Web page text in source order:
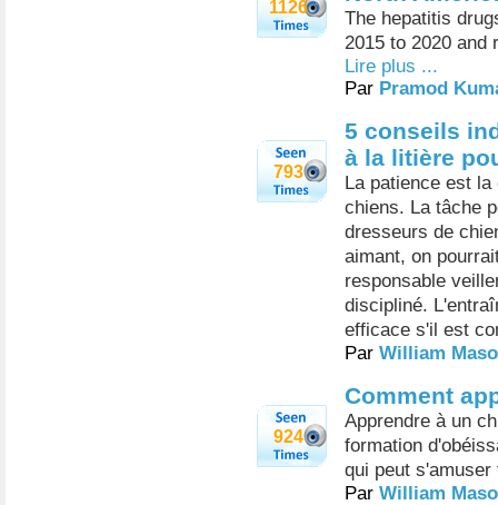
1126
The hepatitis
2015 to 2020 and
Lire plus ...
Par Pramod
793
5 conseils
à la litière
La patience est
chiens. La tâche
dresseurs de
aimant, on
responsable
discipliné.
efficace s'il est
Par William
924
Comment
Apprendre à un
formation
qui peut
Par William